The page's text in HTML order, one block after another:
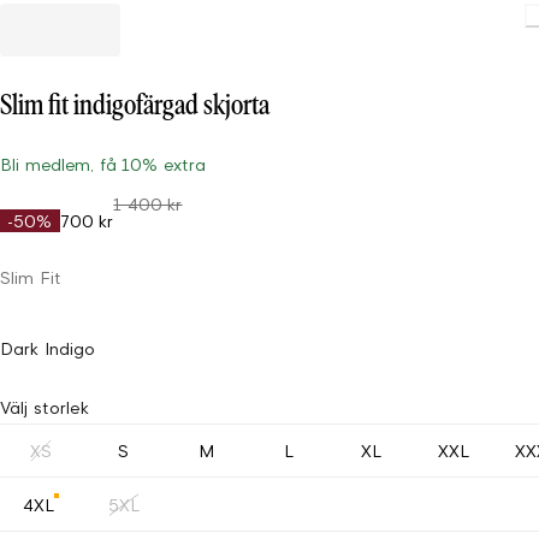
Slim fit indigofärgad skjorta
Bli medlem, få 10% extra
-50% 700 kr
1 400 kr
Slim Fit
Dark Indigo
Välj storlek
XS S M L XL XXL
4XL 5XL